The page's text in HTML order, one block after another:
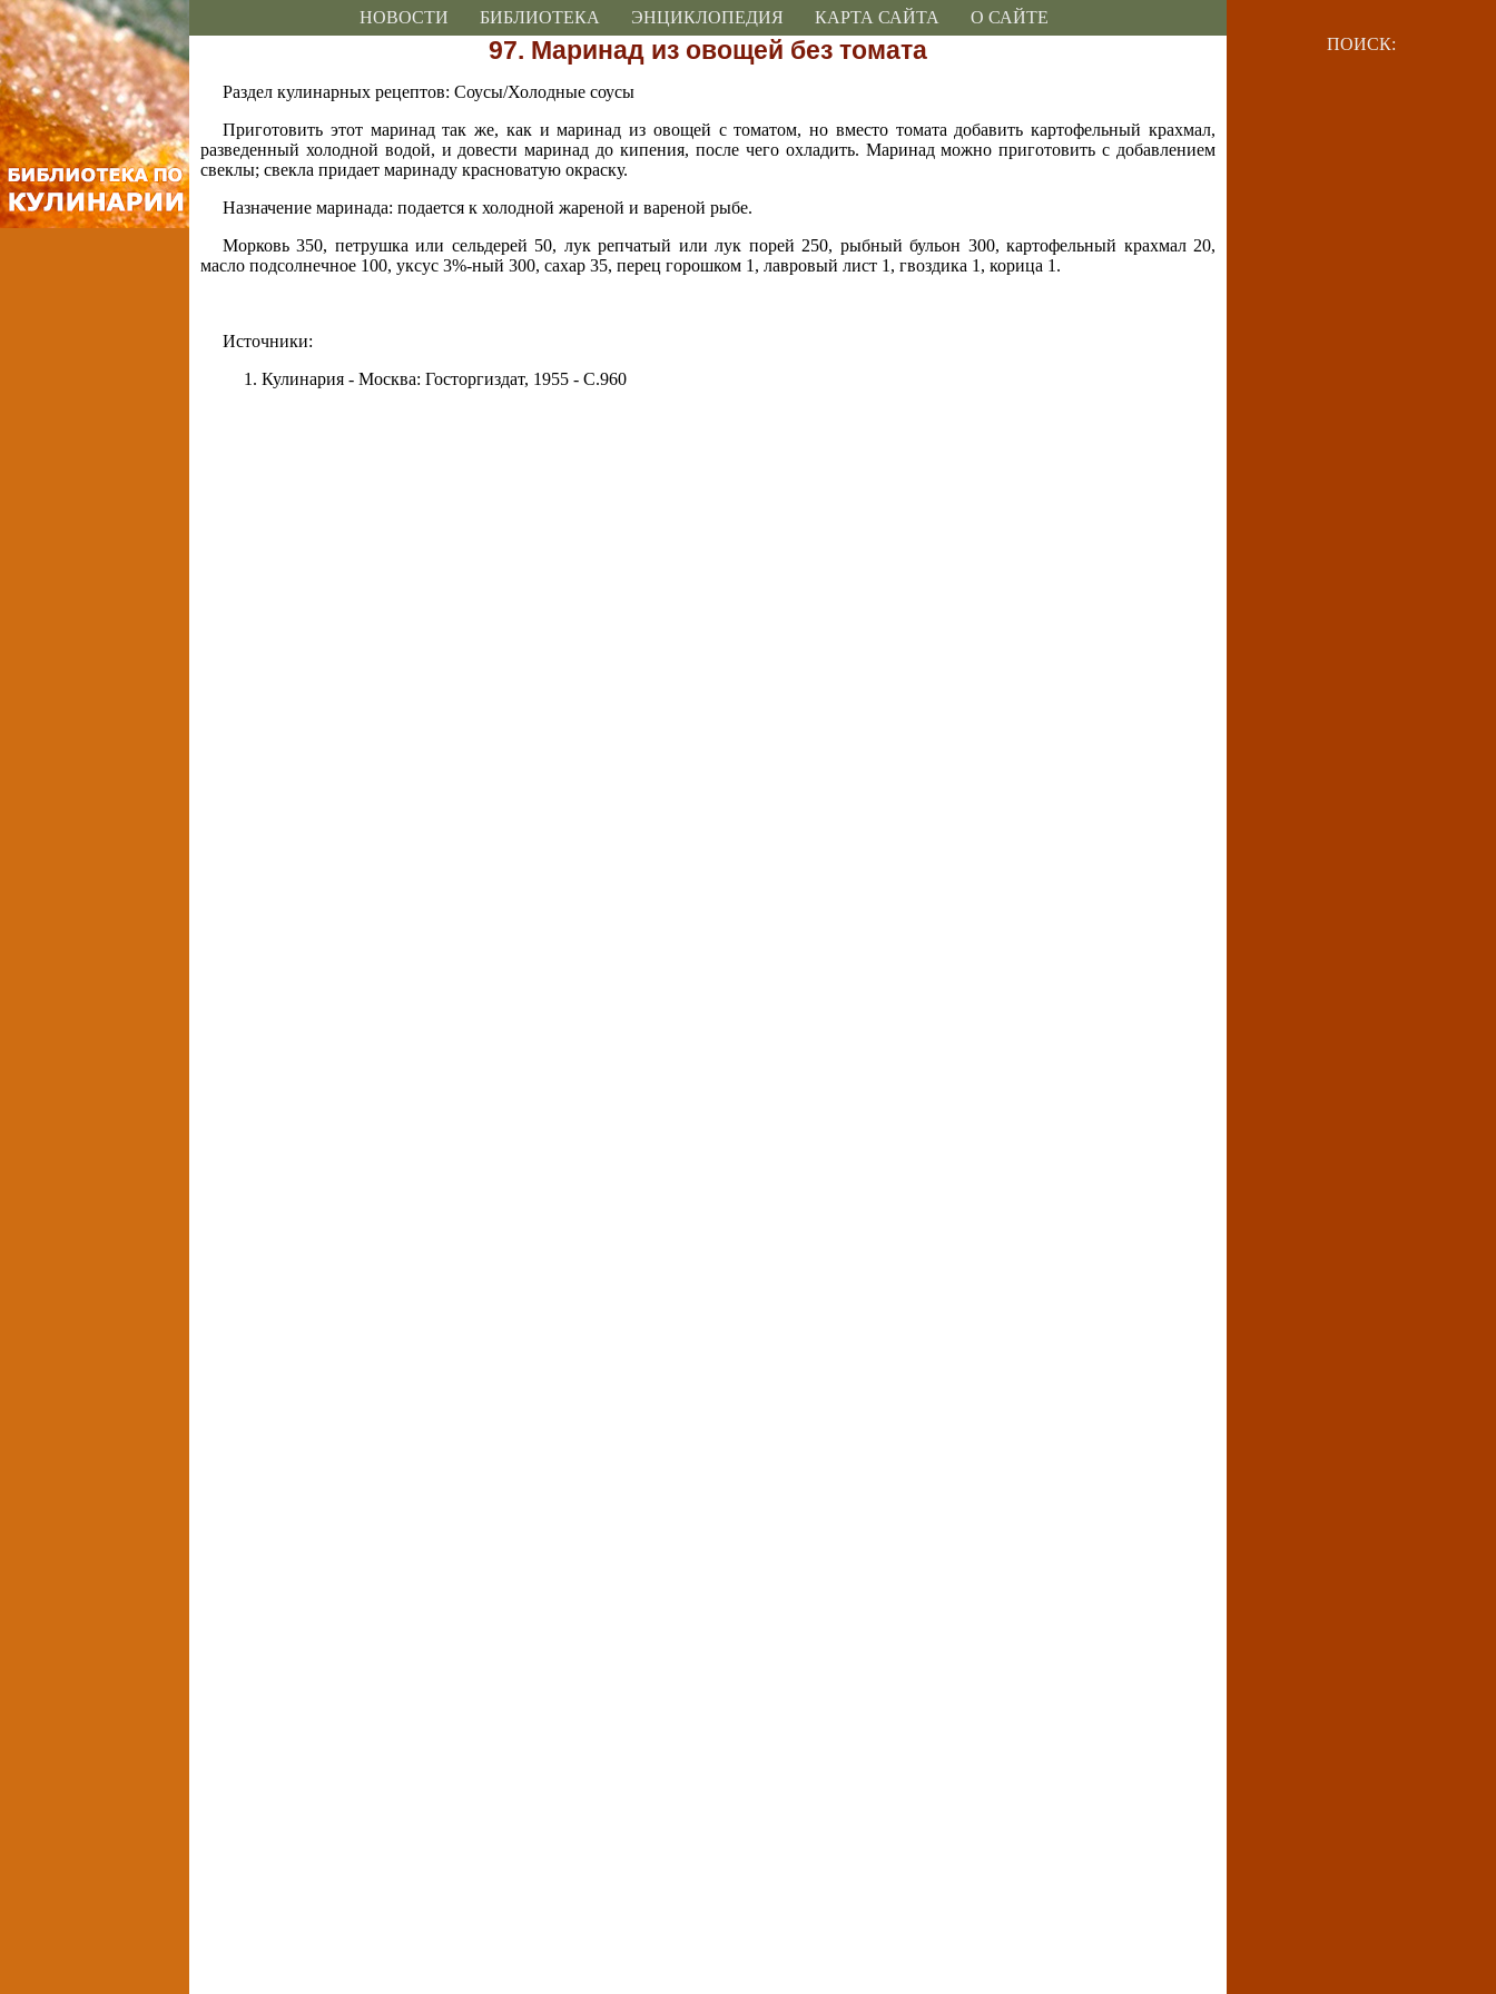
НОВОСТИ БИБЛИОТЕКА ЭНЦИКЛОПЕДИЯ КАРТА САЙТА О САЙТЕ
97. Маринад из овощей без томата
Раздел кулинарных рецептов: Соусы/Холодные соусы
Приготовить этот маринад так же, как и маринад из овощей с томатом, но вместо томата добавить картофельный крахмал,
разведенный холодной водой, и довести маринад до кипения, после чего охладить. Маринад можно приготовить с добавлением
свеклы; свекла придает маринаду красноватую окраску.
Назначение маринада: подается к холодной жареной и вареной рыбе.
Морковь 350, петрушка или сельдерей 50, лук репчатый или лук порей 250, рыбный бульон 300, картофельный крахмал 20,
масло подсолнечное 100, уксус 3%-ный 300, сахар 35, перец горошком 1, лавровый лист 1, гвоздика 1, корица 1.
Источники:
Кулинария - Москва: Госторгиздат, 1955 - С.960
ПОИСК: